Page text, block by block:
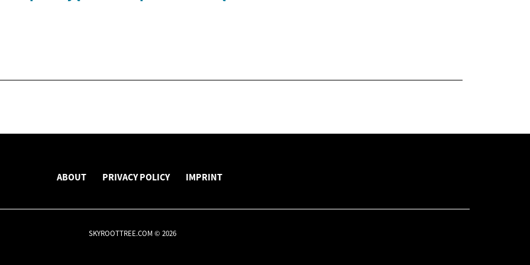
ABOUT PRIVACY POLICY IMPRINT
SKYROOTTREE.COM © 2026